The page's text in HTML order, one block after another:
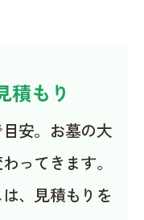
積もり
安。お墓の大
ってきます。
、見積もりを